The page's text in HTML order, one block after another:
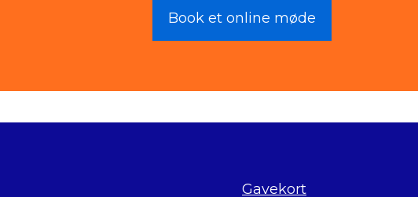
Book et online møde
Gavekort